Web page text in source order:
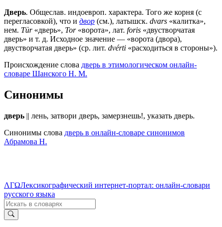
Дверь. Общеслав. индоевроп. характера. Того же корня (с
перегласовкой), что и двор (см.), латышск. dvars «калитка»,
нем. Tür«дверь», Tor«ворота», лат. foris «двустворчатая
дверь» и т. д. Исходное значение — «ворота (двора),
двустворчатая дверь» (ср. лит. dvérti «расходиться в стороны»).
Происхождение слова дверь в этимологическом онлайн-
словаре Шанского Н. М.
Синонимы
дверь || лень, затвори дверь, замерзнешь!, указать дверь.
Синонимы слова дверь в онлайн-словаре синонимов
Абрамова Н.
ΛΓΩЛексикографический интернет-портал: онлайн-словари
русского языка